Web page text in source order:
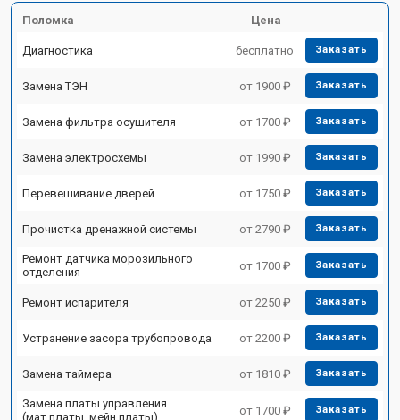
Поломка Цена
Диагностика бесплатно Заказать
Замена ТЭН от 1900 ₽ Заказать
Замена фильтра осушителя от 1700 ₽ Заказать
Замена электросхемы от 1990 ₽ Заказать
Перевешивание дверей от 1750 ₽ Заказать
Прочистка дренажной системы от 2790 ₽ Заказать
Ремонт датчика морозильного
отделения
от 1700 ₽ Заказать
Ремонт испарителя от 2250 ₽ Заказать
Устранение засора трубопровода от 2200 ₽ Заказать
Замена таймера от 1810 ₽ Заказать
Замена платы управления
(мат.платы, мейн платы)
от 1700 ₽ Заказать